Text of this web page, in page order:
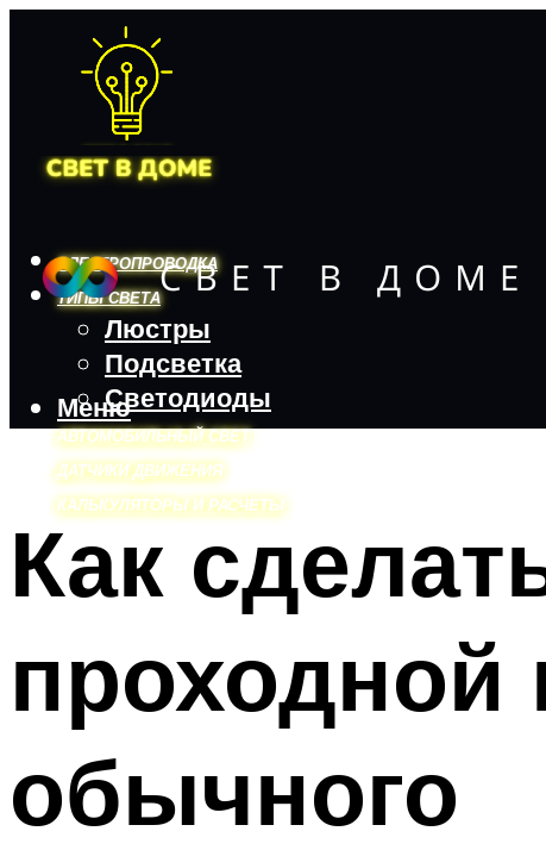
ЭЛЕКТРОПРОВОДКА
ТИПЫ СВЕТА
Люстры
Подсветка
Светодиоды
АВТОМОБИЛЬНЫЙ СВЕТ
ДАТЧИКИ ДВИЖЕНИЯ
КАЛЬКУЛЯТОРЫ И РАСЧЕТЫ
Меню
Меню
Как
обычного